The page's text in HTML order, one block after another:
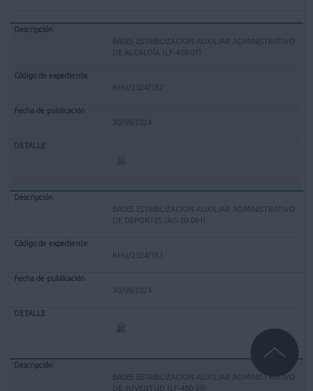
BASES ESTABILIZACION AUXILIAR ADMINISTRATIVO
DE ALCALDÍA (LF-400-07)
RHU/2024/152
30/09/2024
BASES ESTABILIZACION AUXILIAR ADMINISTRATIVO
DE DEPORTES (AG-30-08-I)
RHU/2024/153
30/09/2024
BASES ESTABILIZACION AUXILIAR ADMINISTRATIVO
DE JUVENTUD (LF-400-09)